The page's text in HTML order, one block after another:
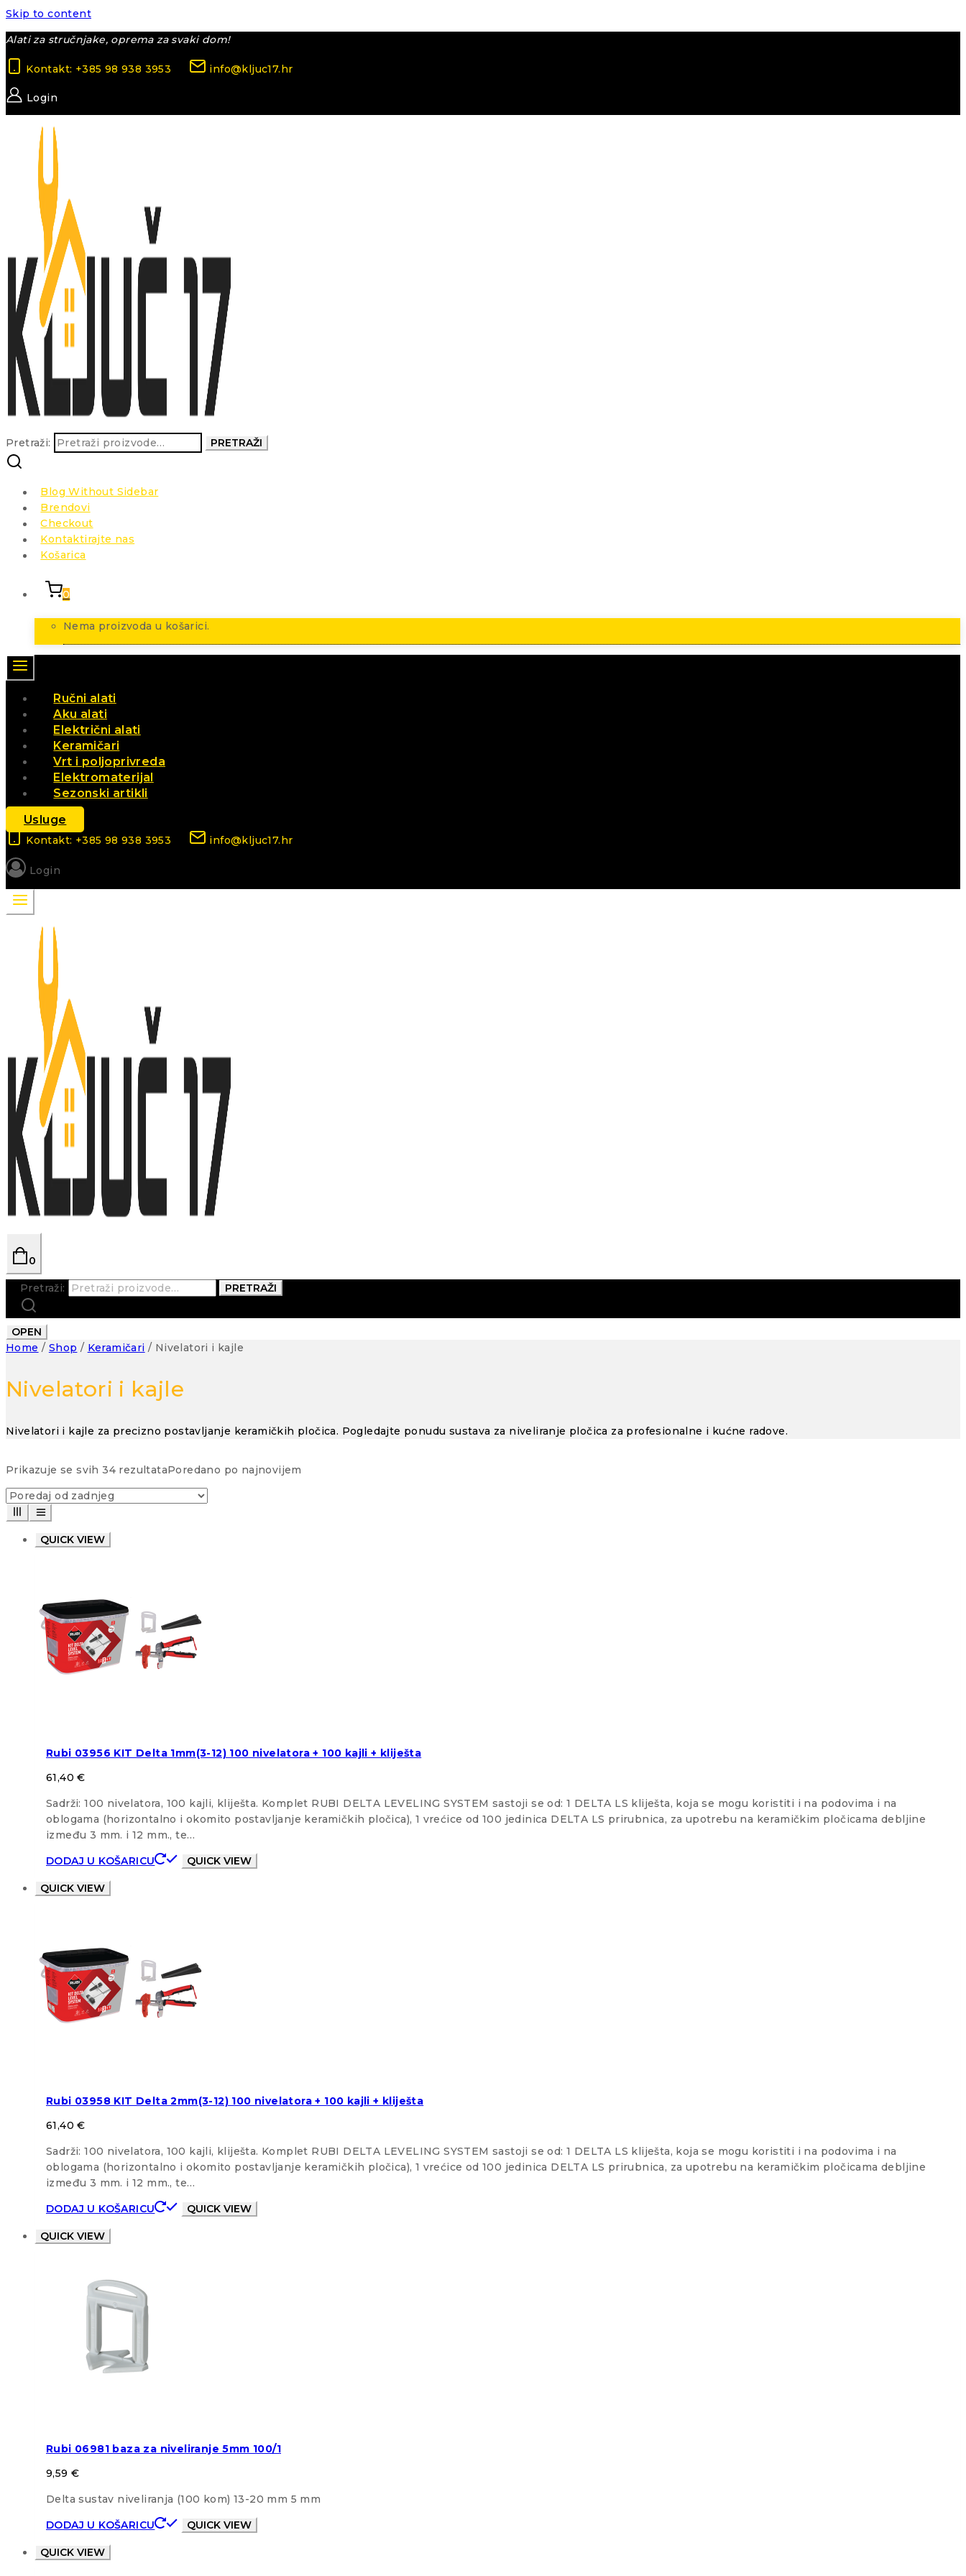
Skip to content
Alati za stručnjake, oprema za svaki dom!
Kontakt: +385 98 938 3953 info@kljuc17.hr
Login
Pretraži: PRETRAŽI
Blog Without Sidebar
Brendovi
Checkout
Kontaktirajte nas
Košarica
0
Nema proizvoda u košarici.
Ručni alati
Aku alati
Električni alati
Keramičari
Vrt i poljoprivreda
Elektromaterijal
Sezonski artikli
Usluge
Kontakt: +385 98 938 3953 info@kljuc17.hr
Login
0
Pretraži: PRETRAŽI
OPEN
Home / Shop / Keramičari / Nivelatori i kajle
Nivelatori i kajle
Nivelatori i kajle za precizno postavljanje keramičkih pločica. Pogledajte ponudu sustava za niveliranje pločica za profesionalne i kućne radove.
Prikazuje se svih 34 rezultataPoredano po najnovijem
QUICK VIEW
Rubi 03956 KIT Delta 1mm(3-12) 100 nivelatora + 100 kajli + kliješta
61,40€
Sadrži: 100 nivelatora, 100 kajli, kliješta. Komplet RUBI DELTA LEVELING SYSTEM sastoji se od: 1 DELTA LS kliješta, koja se mogu koristiti i na podovima i na
oblogama (horizontalno i okomito postavljanje keramičkih pločica), 1 vrećice od 100 jedinica DELTA LS prirubnica, za upotrebu na keramičkim pločicama debljine
između 3 mm. i 12 mm., te…
DODAJ U KOŠARICU
QUICK VIEW
QUICK VIEW
Rubi 03958 KIT Delta 2mm(3-12) 100 nivelatora + 100 kajli + kliješta
61,40€
Sadrži: 100 nivelatora, 100 kajli, kliješta. Komplet RUBI DELTA LEVELING SYSTEM sastoji se od: 1 DELTA LS kliješta, koja se mogu koristiti i na podovima i na
oblogama (horizontalno i okomito postavljanje keramičkih pločica), 1 vrećice od 100 jedinica DELTA LS prirubnica, za upotrebu na keramičkim pločicama debljine
između 3 mm. i 12 mm., te…
DODAJ U KOŠARICU
QUICK VIEW
QUICK VIEW
Rubi 06981 baza za niveliranje 5mm 100/1
9,59 €
Delta sustav niveliranja (100 kom) 13-20 mm 5 mm
DODAJ U KOŠARICU
QUICK VIEW
QUICK VIEW